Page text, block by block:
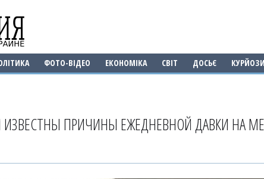
ФОТО-ВІДЕО ЕКОНОМІКА СВІТ ДОСЬЄ КУРЙОЗИ
ИЗВЕСТНЫ ПРИЧИНЫ ЕЖЕДНЕВНОЙ ДАВКИ НА